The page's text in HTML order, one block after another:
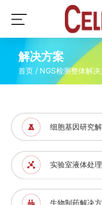
解决方案
首页 / NGS检测整体解决
细胞基因研究
实验室液体处
生物制药解决